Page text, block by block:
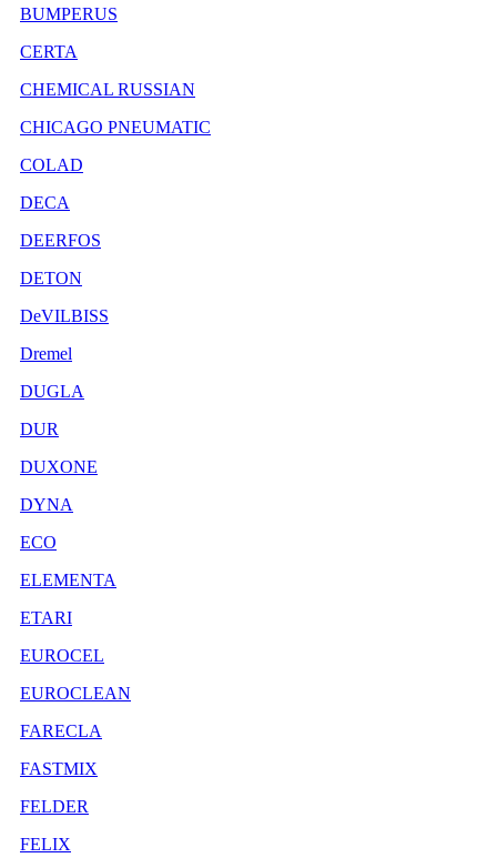
BUMPERUS
CERTA
CHEMICAL RUSSIAN
CHICAGO PNEUMATIC
COLAD
DECA
DEERFOS
DETON
DeVILBISS
Dremel
DUGLA
DUR
DUXONE
DYNA
ECO
ELEMENTA
ETARI
EUROCEL
EUROCLEAN
FARECLA
FASTMIX
FELDER
FELIX